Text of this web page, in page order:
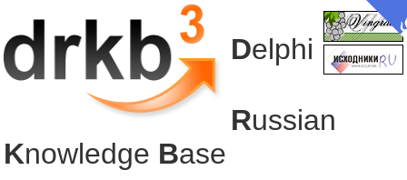
Delphi
Russian
Knowledge Base